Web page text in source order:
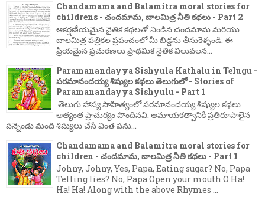
Chandamama and Balamitra moral stories for
childrens - చందమామ, బాలమిత్ర నీతి కథలు - Part 2
ఆకర్షణీయమైన నైతిక కథలతో నిండిన చందమామ మరియు
బాలమిత్ర పత్రికల ప్రపంచంలో మీ బిడ్డను తీసుకెళ్ళండి. ఈ
ప్రియమైన ప్రచురణలు ప్రాథమిక నైతిక విలువలన...
Paramanandayya Sishyula Kathalu in Telugu -
పరమానందయ్య శిష్యుల కథలు తెలుగులో - Stories of
Paramanandayya Sishyulu - Part 1
తెలుగు హాస్య సాహిత్యంలో పరమానందయ్య శిష్యుల కథలు
అత్యంత ప్రాచుర్యం పొందినవి. అమాయకత్వానికి ప్రతిరూపాలైన
పన్నెండు మంది శిష్యులు చేసే వింత పను...
Chandamama and Balamitra moral stories for
children - చందమామ, బాలమిత్ర నీతి కథలు - Part 1
Johny, Johny, Yes, Papa, Eating sugar? No, Papa
Telling lies? No, Papa Open your mouth O Ha!
Ha! Ha! Along with the above Rhymes ...